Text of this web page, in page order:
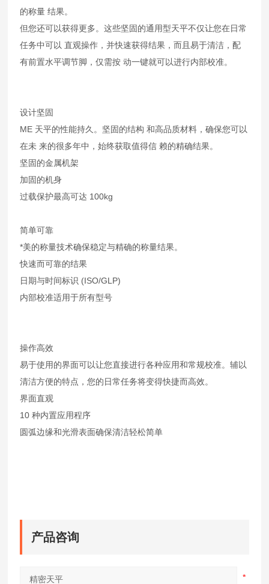
的称量 结果。
但您还可以获得更多。这些坚固的通用型天平不仅让您在日常
任务中可以 直观操作，并快速获得结果，而且易于清洁，配
有前置水平调节脚，仅需按 动一键就可以进行内部校准。
设计坚固
ME 天平的性能持久。坚固的结构 和高品质材料，确保您可以
在未 来的很多年中，始终获取值得信 赖的精确结果。
坚固的金属机架
加固的机身
过载保护最高可达 100kg
简单可靠
*美的称量技术确保稳定与精确的称量结果。
快速而可靠的结果
日期与时间标识 (ISO/GLP)
内部校准适用于所有型号
操作高效
易于使用的界面可以让您直接进行各种应用和常规校准。辅以
清洁方便的特点，您的日常任务将变得快捷而高效。
界面直观
10 种内置应用程序
圆弧边缘和光滑表面确保清洁轻松简单
产品咨询